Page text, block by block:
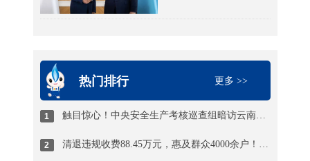
市燃气纠治工作情况。活动
现场，7个区（市、县）亮出
退费成绩，为7位退费群众代
表发放退费凭证，相关燃气
办理退费，以现金和转账形
销售合同，订单总额折合人
中亚能源数字化赛道的标志
热门排行 更多 >>
触目惊心！中央安全生产考核巡查组暗访云南：液化气瓶装供应站违规超量存储4倍以上
清退违规收费88.45万元，惠及群众4000余户！德阳市举行燃气纠治惠民退费集中发放仪式
1
2